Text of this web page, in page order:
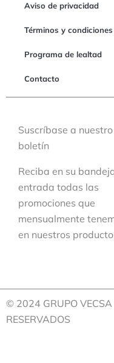
Aviso de privacidad
Términos y condiciones
Programa de lealtad
Contacto
Suscríbase a nuestro
boletín
Reciba en su
entrada todas las
promociones que
mensualmente
en nuestros
© 2024 GRUPO VECSA
RESERVADOS